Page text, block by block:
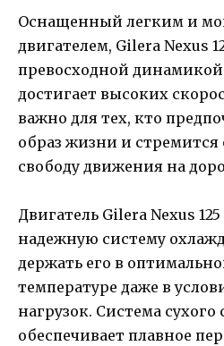
Оснащенный легким и
двигателем, Gilera Nexus
превосходной динамикой
достигает высоких
важно для тех, кто
образ жизни и
свободу движения на
Двигатель Gilera Nexus
надежную систему
держать его в
температуре даже в
нагрузок. Система сухого
обеспечивает плавное